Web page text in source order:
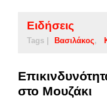
Ειδήσεις
Tags | Βασιλάκος
στο Μουζάκι